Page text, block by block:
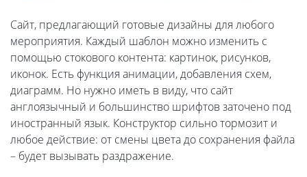
Сайт, предлагающий готовые дизайны для любого
мероприятия. Каждый шаблон можно изменить с
помощью стокового контента: картинок, рисунков,
иконок. Есть функция анимации, добавления схем,
диаграмм. Но нужно иметь в виду, что сайт
англоязычный и большинство шрифтов заточено под
иностранный язык. Конструктор сильно тормозит и
любое действие: от смены цвета до сохранения файла
– будет вызывать раздражение.